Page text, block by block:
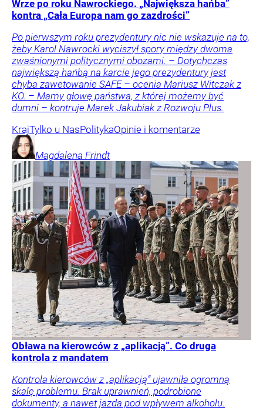
Wrze po roku Nawrockiego. „Największa hańba”
kontra „Cała Europa nam go zazdrości”
Po pierwszym roku prezydentury nic nie wskazuje na to,
żeby Karol Nawrocki wyciszył spory między dwoma
zwaśnionymi politycznymi obozami. – Dotychczas
największą hańbą na karcie jego prezydentury jest
chyba zawetowanie SAFE – ocenia Mariusz Witczak z
KO. – Mamy głowę państwa, z której możemy być
dumni – kontruje Marek Jakubiak z Rozwoju Plus.
KrajTylko u NasPolitykaOpinie i komentarze
Magdalena Frindt
Obława na kierowców z „aplikacją”. Co druga
kontrola z mandatem
Kontrola kierowców z „aplikacją” ujawniła ogromną
skalę problemu. Brak uprawnień, podrobione
dokumenty, a nawet jazda pod wpływem alkoholu.